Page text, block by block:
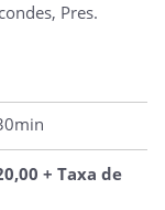
Pres.
+ Taxa de